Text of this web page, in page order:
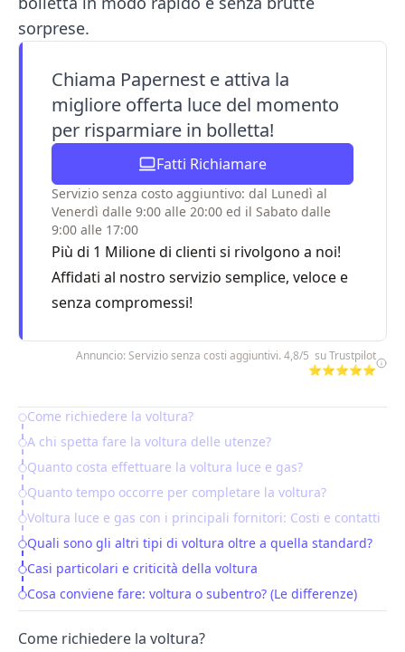
sorprese.
Chiama Papernest e attiva la
migliore offerta luce del momento
per risparmiare in bolletta!
Fatti Richiamare
Servizio senza costo aggiuntivo: dal Lunedì al
Venerdì dalle 9:00 alle 20:00 ed il Sabato dalle
9:00 alle 17:00
Più di 1 Milione di clienti si rivolgono a noi!
Affidati al nostro servizio semplice, veloce e
senza compromessi!
Annuncio: Servizio senza costi aggiuntivi. 4,8/5 su Trustpilot
⭐⭐⭐⭐⭐
Table of Contents
Come richiedere la voltura?
A chi spetta fare la voltura delle utenze?
Quanto costa effettuare la voltura luce e gas?
Quanto tempo occorre per completare la voltura?
Voltura luce e gas con i principali fornitori: Costi e contatti
Quali sono gli altri tipi di voltura oltre a quella standard?
Casi particolari e criticità della voltura
Cosa conviene fare: voltura o subentro? (Le differenze)
Come richiedere la voltura?